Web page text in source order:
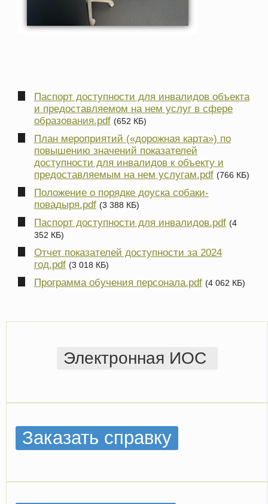
Паспорт доступности для инвалидов объекта
и предоставляемом на нем услуг в сфере
образования.pdf (652 КБ)
План мероприятий («дорожная карта») по
повышению значений показателей
доступности для инвалидов к объекту и
предоставляемым на нем услугам.pdf (766 КБ)
Положение о порядке доуска собаки-
повадыря.pdf (3 388 КБ)
Паспорт доступности для инвалидов.pdf (4
352 КБ)
Отчет показателей доступности за 2024
год.pdf (3 018 КБ)
Программа обучения персонала.pdf (4 062 КБ)
Электронная ИОС
Заказать справку